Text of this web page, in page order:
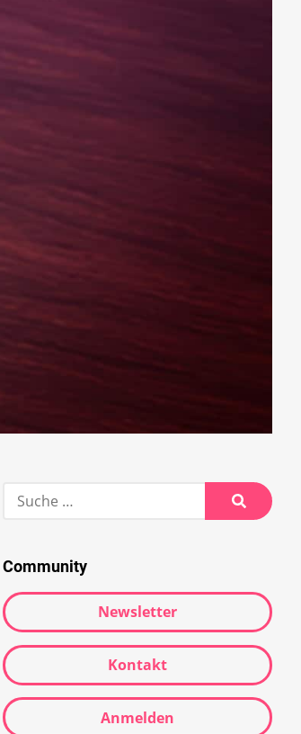
Suche
Suche
Community
Newsletter
Kontakt
Anmelden